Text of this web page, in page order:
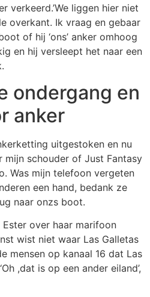
verkeerd.’We liggen hier niet
overkant. Ik vraag en gebaar
of hij ‘ons’ anker omhoog
en hij versleept het naar een
ondergang en
anker
uitgestoken en nu
schouder of Just Fantasy
Was mijn telefoon vergeten
een hand, bedank ze
naar onzs boot.
over haar marifoon
wist niet waar Las Galletas
mensen op kanaal 16 dat Las
,dat is op een ander eiland’,